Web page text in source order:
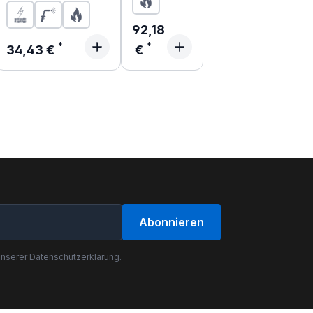
Regulärer Preis:
34,43 €
Regulärer Preis:
92,18
€
Abonnieren
Datenschutzerklärung.